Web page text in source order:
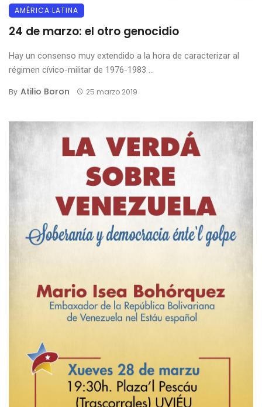
AMÉRICA LATINA
24 de marzo: el otro genocidio
Hay un consenso muy extendido a la hora de caracterizar al
régimen cívico-militar de 1976-1983 ...
By Atilio Boron 25 marzo 2019